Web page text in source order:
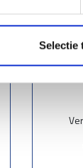
Selectie